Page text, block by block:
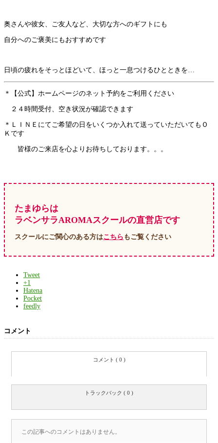
奥さんや彼女、ご友人など⁡、⁡大切な方へのギフトにも
自分へのご褒美にもおすすめです
⁡日頃の疲れをそっとほどいて、ほっと一息つけるひとときを…⁡
＊【公式】ホームページのネット予約をご利用ください
２４時間受付、空き状況が確認できます
＊ＬＩＮＥにてご希望の日をいくつか入れて送っていただいてもＯ
Ｋです
皆様のご来店を心よりお待ちしております。。。
たまゆらは
ラベンサラAROMAスクールの直営店です
スクールにご関心のある方はこちら もご覧ください
Tweet
+1
Hatena
Pocket
feedly
コメント
コメント ( 0 )
トラックバック ( 0 )
この記事へのコメントはありません。